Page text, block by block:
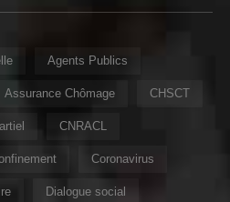
Agents Publics
Assurance Chômage CHSCT
CNRACL
Coronavirus
Dialogue social